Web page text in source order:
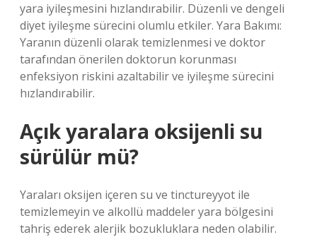
yara iyileşmesini hızlandırabilir. Düzenli ve dengeli
diyet iyileşme sürecini olumlu etkiler. Yara Bakımı:
Yaranın düzenli olarak temizlenmesi ve doktor
tarafından önerilen doktorun korunması
enfeksiyon riskini azaltabilir ve iyileşme sürecini
hızlandırabilir.
Açık yaralara oksijenli su
sürülür mü?
Yaraları oksijen içeren su ve tinctureyyot ile
temizlemeyin ve alkollü maddeler yara bölgesini
tahriş ederek alerjik bozukluklara neden olabilir.